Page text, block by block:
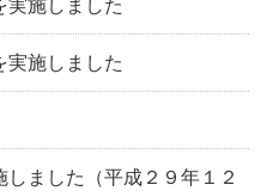
実施しました
実施しました
ました（平成２９年１２